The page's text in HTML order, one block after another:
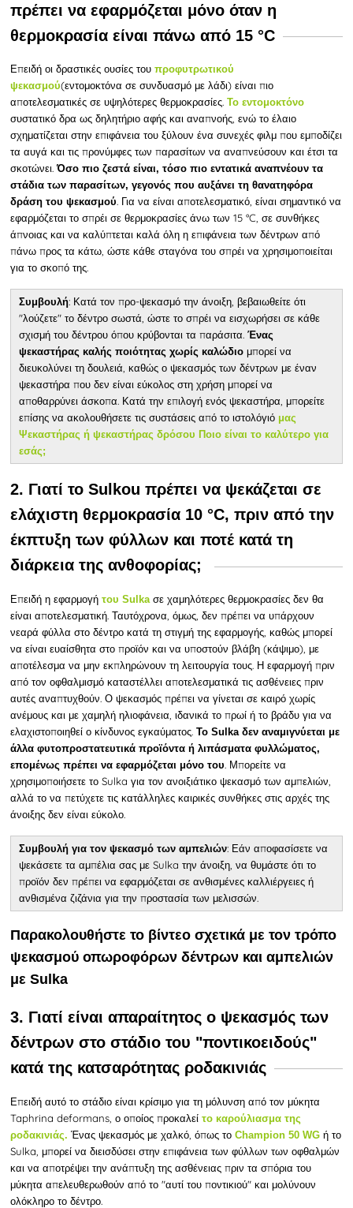
πρέπει να εφαρμόζεται μόνο όταν η
θερμοκρασία είναι πάνω από 15 °C
Επειδή οι δραστικές ουσίες τουπροφυτρωτικού
ψεκασμού(εντομοκτόνα σε συνδυασμό με λάδι) είναι πιο
αποτελεσματικές σε υψηλότερες θερμοκρασίες. Το εντομοκτόνο
συστατικό δρα ως δηλητήριο αφής και αναπνοής, ενώ το έλαιο
σχηματίζεται στην επιφάνεια του ξύλουν ένα συνεχές φιλμ που εμποδίζει
τα αυγά και τις προνύμφες των παρασίτων να αναπνεύσουν και έτσι τα
σκοτώνει.Όσο πιο ζεστά είναι, τόσο πιο εντατικά αναπνέουν τα
στάδια των παρασίτων, γεγονός που αυξάνει τη θανατηφόρα
δράση του ψεκασμού. Για να είναι αποτελεσματικό, είναι σημαντικό να
εφαρμόζεται το σπρέι σε θερμοκρασίες άνω των 15 °C, σε συνθήκες
άπνοιας και να καλύπτεται καλά όλη η επιφάνεια των δέντρων από
πάνω προς τα κάτω, ώστε κάθε σταγόνα του σπρέι να χρησιμοποιείται
για το σκοπό της.
Συμβουλή: Κατά τον προ-ψεκασμό την άνοιξη, βεβαιωθείτε ότι
"λούζετε" το δέντρο σωστά, ώστε το σπρέι να εισχωρήσει σε κάθε
σχισμή του δέντρου όπου κρύβονται τα παράσιτα.Ένας
ψεκαστήρας καλής ποιότητας χωρίς καλώδιο μπορεί να
διευκολύνει τη δουλειά, καθώς ο ψεκασμός των δέντρων με έναν
ψεκαστήρα που δεν είναι εύκολος στη χρήση μπορεί να
αποθαρρύνει άσκοπα. Κατά την επιλογή ενόςψεκαστήρα, μπορείτε
επίσης να ακολουθήσετε τις συστάσεις από το ιστολόγιό μας
Ψεκαστήρας ή ψεκαστήρας δρόσου Ποιο είναι το καλύτερο για
εσάς;
2. Γιατί το Sulkou πρέπει να ψεκάζεται σε
ελάχιστη θερμοκρασία 10 °C, πριν από την
έκπτυξη των φύλλων και ποτέ κατά τη
διάρκεια της ανθοφορίας;
Επειδή η εφαρμογήτου Sulka σε χαμηλότερες θερμοκρασίες δεν θα
είναι αποτελεσματική. Ταυτόχρονα, όμως, δεν πρέπει να υπάρχουν
νεαρά φύλλα στο δέντρο κατά τη στιγμή της εφαρμογής, καθώς μπορεί
να είναι ευαίσθητα στο προϊόν και να υποστούν βλάβη (κάψιμο), με
αποτέλεσμα να μην εκπληρώνουν τη λειτουργία τους. Η εφαρμογή πριν
από τον οφθαλμισμό καταστέλλει αποτελεσματικά τις ασθένειες πριν
αυτές αναπτυχθούν. Ο ψεκασμός πρέπει να γίνεται σε καιρό χωρίς
ανέμους και με χαμηλή ηλιοφάνεια, ιδανικά το πρωί ή το βράδυ για να
ελαχιστοποιηθεί ο κίνδυνος εγκαύματος.Το Sulka δεν αναμιγνύεται με
άλλα φυτοπροστατευτικά προϊόντα ή λιπάσματα φυλλώματος,
επομένως πρέπει να εφαρμόζεται μόνο του. Μπορείτε να
χρησιμοποιήσετε το Sulka για τον ανοιξιάτικο ψεκασμό των αμπελιών,
αλλά το να πετύχετε τις κατάλληλες καιρικές συνθήκες στις αρχές της
άνοιξης δεν είναι εύκολο.
Συμβουλή για τον ψεκασμό των αμπελιών: Εάν αποφασίσετε να
ψεκάσετε τα αμπέλια σας με Sulka την άνοιξη, να θυμάστε ότι το
προϊόν δεν πρέπει να εφαρμόζεται σε ανθισμένες καλλιέργειες ή
ανθισμένα ζιζάνια για την προστασία των μελισσών.
Παρακολουθήστε το βίντεο σχετικά με τον τρόπο
ψεκασμού οπωροφόρων δέντρων και αμπελιών
με Sulka
3. Γιατί είναι απαραίτητος ο ψεκασμός των
δέντρων στο στάδιο του "ποντικοειδούς"
κατά της κατσαρότητας ροδακινιάς
Επειδή αυτό το στάδιο είναι κρίσιμο για τη μόλυνση από τον μύκητα
Taphrina deformans, ο οποίος προκαλείτο καρούλιασμα της
ροδακινιάς. Ένας ψεκασμός με χαλκό, όπως τοChampion 50 WG ή το
Sulka, μπορεί να διεισδύσει στην επιφάνεια των φύλλων των οφθαλμών
και να αποτρέψει την ανάπτυξη της ασθένειας πριν τα σπόρια του
μύκητα απελευθερωθούν από το "αυτί του ποντικιού" και μολύνουν
ολόκληρο το δέντρο.